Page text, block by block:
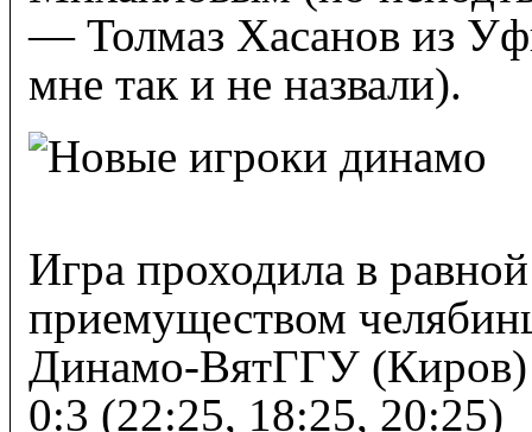
— Толмаз Хасанов из
мне так и не назвали).
Игра проходила в
приемуществом
Динамо-ВятГГУ (Киров)
0:3 (22:25, 18:25, 20:25)